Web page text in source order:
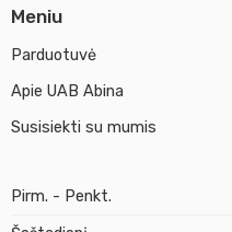
Meniu
Parduotuvė
Apie UAB Abina
Susisiekti su mumis
Pirm. - Penkt.